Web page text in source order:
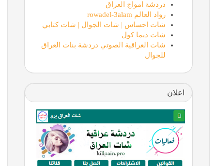
دردشة امواج العراق
رواد العالم rowadel-3alam
شات احساس | شات الجوال | شات كتابي
شات ديما كول
شات العراقية الصوتي دردشة بنات العراق
للجوال
اعلان